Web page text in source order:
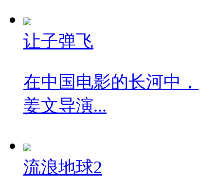
让子弹飞
在中国电影的长河中，
姜文导演...
流浪地球2